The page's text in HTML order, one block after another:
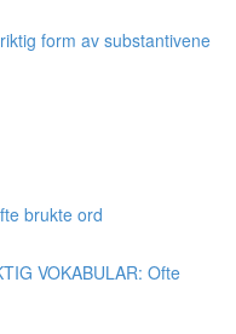
form av substantivene
brukte ord
VOKABULAR: Ofte